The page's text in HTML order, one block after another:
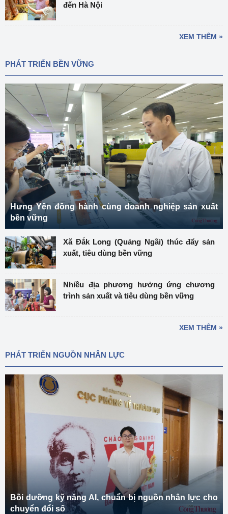
đến Hà Nội
XEM THÊM »
PHÁT TRIỂN BỀN VỮNG
Hưng Yên đồng hành cùng doanh nghiệp sản xuất
bền vững
Xã Đắk Long (Quảng Ngãi) thúc đẩy sản
xuất, tiêu dùng bền vững
Nhiều địa phương hưởng ứng chương
trình sản xuất và tiêu dùng bền vững
XEM THÊM »
PHÁT TRIỂN NGUỒN NHÂN LỰC
Bồi dưỡng kỹ năng AI, chuẩn bị nguồn nhân lực cho
chuyển đổi số